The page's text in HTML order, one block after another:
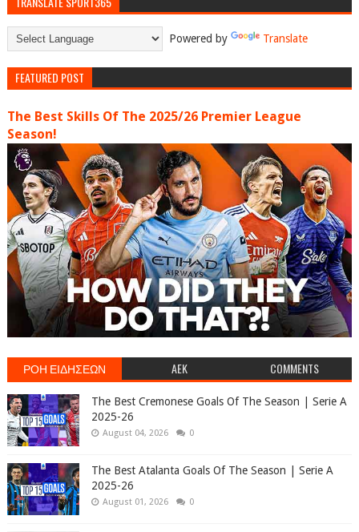
Powered by Translate
FEATURED POST
The Best Skills Of The 2025/26 Premier League
Season!
ΡΟΗ ΕΙΔΗΣΕΩΝ AEK COMMENTS
The Best Cremonese Goals Of The Season | Serie A
2025-26
August 04, 2026 0
The Best Atalanta Goals Of The Season | Serie A
2025-26
August 01, 2026 0